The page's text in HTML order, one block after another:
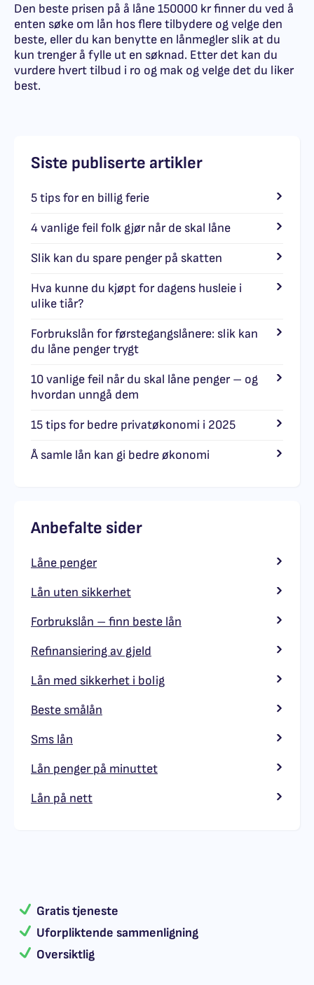
Den beste prisen på å låne 150000 kr finner du ved å
enten søke om lån hos flere tilbydere og velge den
beste, eller du kan benytte en lånmegler slik at du
kun trenger å fylle ut en søknad. Etter det kan du
vurdere hvert tilbud i ro og mak og velge det du liker
best.
Siste publiserte artikler
5 tips for en billig ferie
4 vanlige feil folk gjør når de skal låne
Slik kan du spare penger på skatten
Hva kunne du kjøpt for dagens husleie i
ulike tiår?
Forbrukslån for førstegangslånere: slik kan
du låne penger trygt
10 vanlige feil når du skal låne penger – og
hvordan unngå dem
15 tips for bedre privatøkonomi i 2025
Å samle lån kan gi bedre økonomi
Anbefalte sider
Låne penger
Lån uten sikkerhet
Forbrukslån – finn beste lån
Refinansiering av gjeld
Lån med sikkerhet i bolig
Beste smålån
Sms lån
Lån penger på minuttet
Lån på nett
Gratis tjeneste
Uforpliktende sammenligning
Oversiktlig